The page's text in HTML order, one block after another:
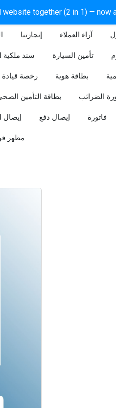
website together (2 in 1) — now
إنجازتنا آراء العملاء
سند ملكية تأمين السيارة
رخصة قيادة بطاقة هوية
بطاقة التأمين الضرائب
إيصال إيصال دفع فاتورة
مظهر